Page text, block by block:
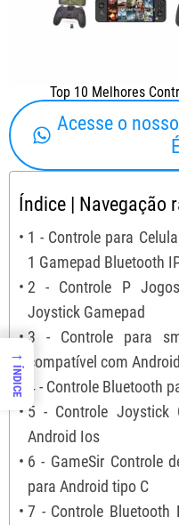
Top 10 Melhores
Acesse o
Índice | Navegação
1 - Controle para
1 Gamepad Bluetooth
2 - Controle P
Joystick Gamepad
3 - Controle para
compatível com Android
4 - Controle Bluetooth
5 - Controle Joystick
Android Ios
6 - GameSir Controle
para Android tipo C
7 - Controle Bluetooth
→
ÍNDICE